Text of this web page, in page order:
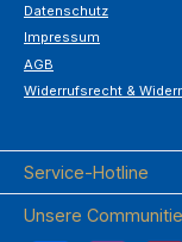
Datenschutz
Impressum
AGB
Widerrufsrecht &
Service-Hotline
Unsere